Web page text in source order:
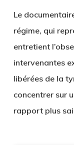
Le
régime, qui
entretient
intervenantes
libérées de la
concentrer sur
rapport plus